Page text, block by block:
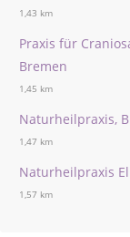
1,43 km
Praxis für
Bremen
1,45 km
Naturheilpraxis,
1,47 km
Naturheilpraxis
1,57 km